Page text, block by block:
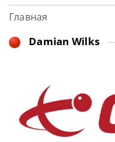
Главная
Damian Wilks